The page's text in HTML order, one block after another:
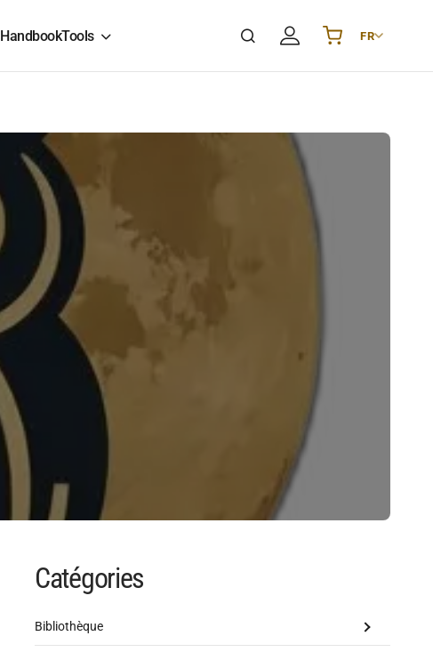
HandbookTools FR
UA Українська
Catégories
Bibliothèque